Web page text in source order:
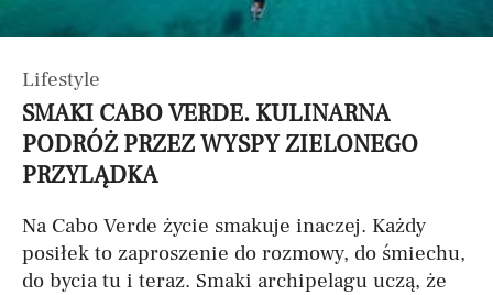
Lifestyle
SMAKI CABO VERDE. KULINARNA
PODRÓŻ PRZEZ WYSPY ZIELONEGO
PRZYLĄDKA
Na Cabo Verde życie smakuje inaczej. Każdy
posiłek to zaproszenie do rozmowy, do śmiechu,
do bycia tu i teraz. Smaki archipelagu uczą, że